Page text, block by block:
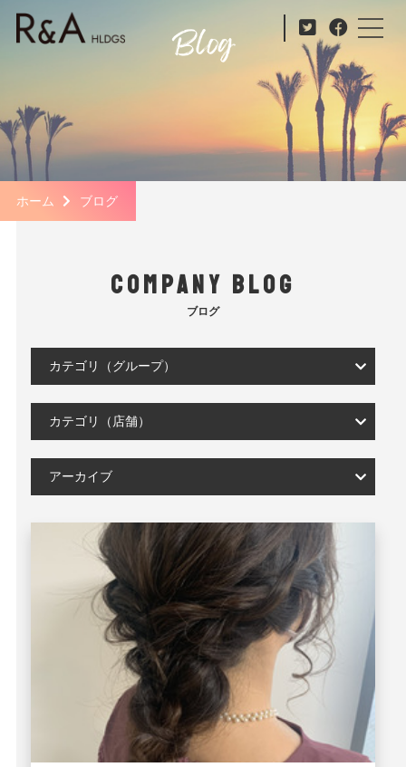
ホーム ブログ
COMPANY BLOG
ブログ
カテゴリ（グループ）
カテゴリ（店舗）
アーカイブ